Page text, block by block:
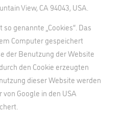
View, CA 94043, USA.
genannte „Cookies“. Das
Computer gespeichert
der Benutzung der Website
den Cookie erzeugten
dieser Website werden
Google in den USA